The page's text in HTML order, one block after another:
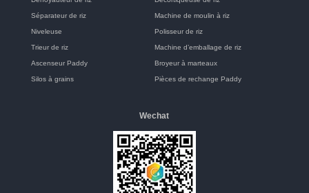
Séparateur de riz Machine de moulin à riz
Niveleuse Polisseur de riz
Trieur de riz Machine d’emballage de riz
Ascenseur Paddy Broyeur à marteaux
Silos à grains Pièces de rechange Paddy
Wechat